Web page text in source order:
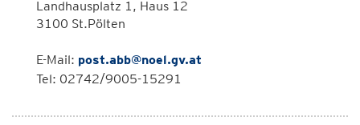
Landhausplatz 1, Haus 12
3100 St.Pölten
E-Mail: post.abb@noel.gv.at
Tel: 02742/9005-15291